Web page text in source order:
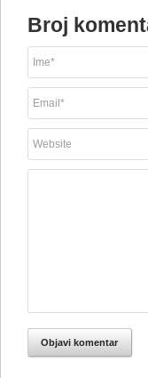
Broj
Objavi komentar